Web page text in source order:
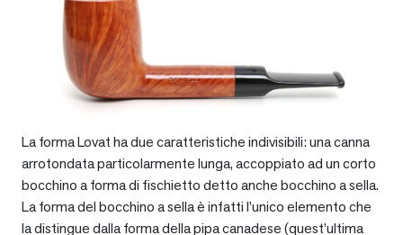
La forma Lovat ha due caratteristiche indivisibili: una canna
arrotondata particolarmente lunga, accoppiato ad un corto
bocchino a forma di fischietto detto anche bocchino a sella.
La forma del bocchino a sella è infatti l’unico elemento che
la distingue dalla forma della pipa canadese (quest’ultima